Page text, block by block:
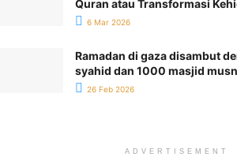
Quran atau Transformasi
6 Mar 2026
Ramadan di gaza disambut
syahid dan 1000 masjid
26 Feb 2026
ADVERTISEMENT